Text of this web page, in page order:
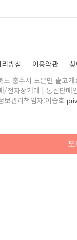
방침 이용약관
충주시 노은면 솔고
전자상거래 | 통신판매
관리책임자:이승호